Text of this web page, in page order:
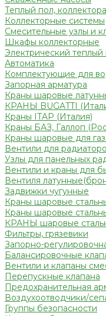
Теплый пол, коллектора
Коллекторные системы
Смесительные узлы и
Шкафы коллекторные
Электрический теплый
Автоматика
Комплектующие для
Запорная арматура
Краны шаровые
КРАНЫ BUGATTI
Краны ITAP (Италия)
Краны БАЗ, Галлоп
Краны шаровые для
Вентили для
Узлы для панельных
Вентили и краны для
Вентиля
Задвижки чугунные
Краны шаровые
Краны шаровые
КРАНЫ шаровые
Фильтры, грязевики
Запорно-
Балансировочные
Вентили и клапаны
Перепускные клапана
Предохранительная
Воздухоотводчики/
Группы безопасности